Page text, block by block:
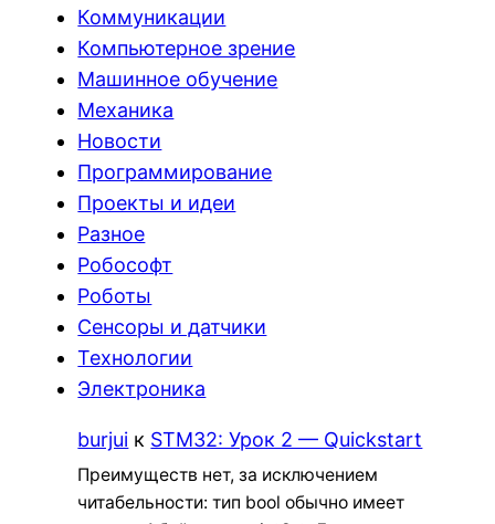
Коммуникации
Компьютерное зрение
Машинное обучение
Механика
Новости
Программирование
Проекты и идеи
Разное
Робософт
Роботы
Сенсоры и датчики
Технологии
Электроника
burjui к STM32: Урок 2 — Quickstart
Преимуществ нет, за исключением
читабельности: тип bool обычно имеет